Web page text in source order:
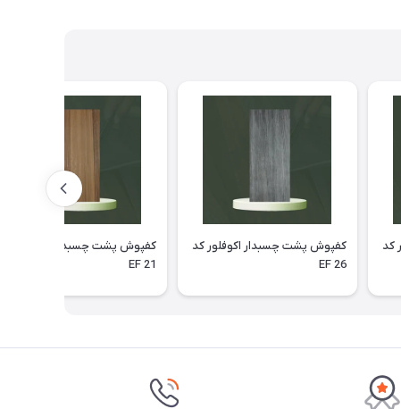
کد
کفپوش پشت چسبدار اکوفلور کد
EF 26
کفپوش پشت چسبدار اکوفلور کد
EF 21